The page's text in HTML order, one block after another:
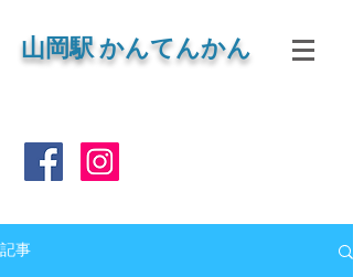
山岡駅 かんてんかん
記事